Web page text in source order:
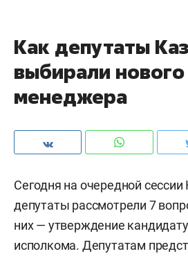
Как депутаты
выбирали
менеджера
Сегодня на очередной
депутаты рассмотрели 7
них — утверждение
исполкома. Депутатам